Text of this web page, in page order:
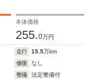
本体価格
255.0万円
走行 15.5万km
修復
なし
整備
法定整備付